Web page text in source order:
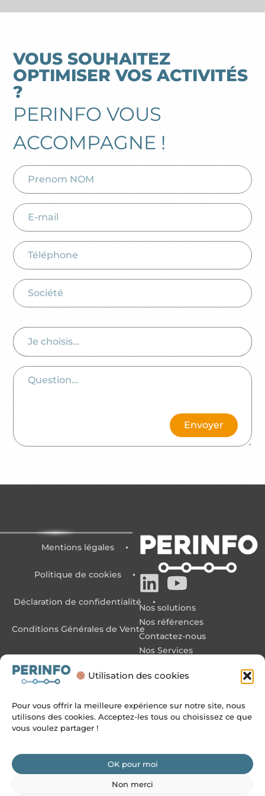
Utilisation des cookies
Pour vous offrir la meilleure expérience sur notre site, nous
utilisons des cookies. Acceptez-les tous ou choisissez ce que
vous voulez partager !
OK pour moi
Non merci
VOUS SOUHAITEZ
OPTIMISER VOS ACTIVITÉS
?
PERINFO VOUS
ACCOMPAGNE !
Je choisis…
Envoyer
Nos solutions
Nos références
Contactez-nous
Nos Services
d’Ouvrage
Qui sommes nous
Le Groupe
03 88 10 56 70
Mentions légales
Politique de cookies
Déclaration de confidentialité
Conditions Générales de Vente